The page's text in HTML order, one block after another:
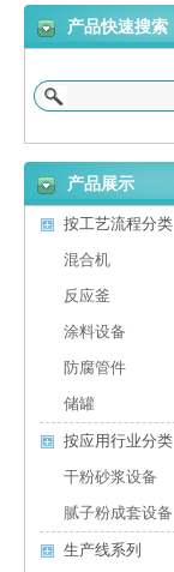
产品快速搜索
产品展示
按工艺流程分类
混合机
反应釜
涂料设备
防腐管件
储罐
按应用行业分类
干粉砂浆设备
腻子粉成套设备
生产线系列